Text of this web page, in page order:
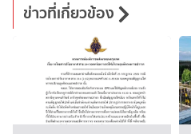
ข่าวที่เกี่ยวข้อง